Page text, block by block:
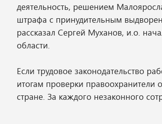
деятельность, решением
штрафа с принудительным
рассказал Сергей Муханов, и.о.
области.
Если трудовое законодательство
итогам проверки
стране. За каждого незаконного